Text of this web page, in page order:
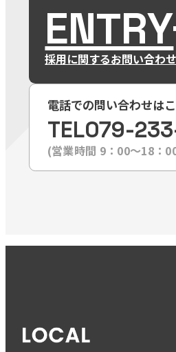
ENTRY
採用に関するお問い合わ
電話での問い合わせは
TEL079-
(営業時間 9：00〜18：